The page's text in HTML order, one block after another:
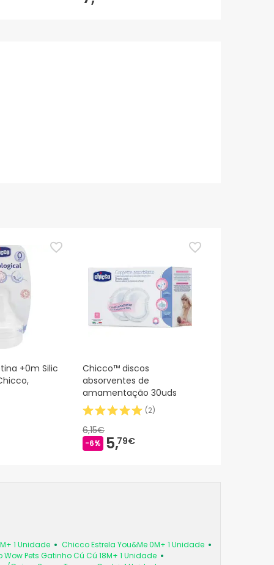
+0m Silic
Chicco™ discos
absorventes de
amamentação 30uds
(2)
6,15€
-6% 5,79€
1 Unidade
Chicco Estrela You&Me 0M+ 1 Unidade
Pets Gatinho Cú Cú 18M+ 1 Unidade